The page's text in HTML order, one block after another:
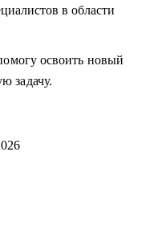
в области
освоить новый
задачу.